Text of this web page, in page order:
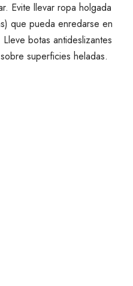
Evite llevar ropa holgada
que pueda enredarse en
botas antideslizantes
superficies heladas.